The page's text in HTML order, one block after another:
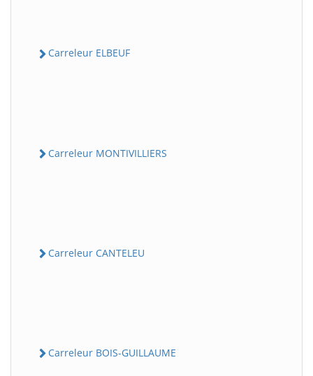
Carreleur ELBEUF
Carreleur MONTIVILLIERS
Carreleur CANTELEU
Carreleur BOIS-GUILLAUME